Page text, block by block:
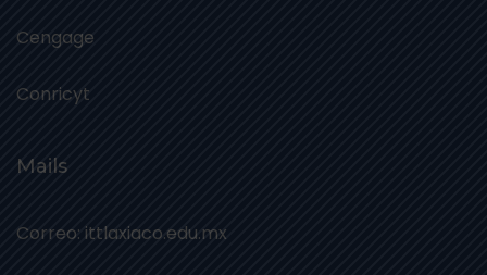
Cengage
Conricyt
Mails
Correo: ittlaxiaco.edu.mx